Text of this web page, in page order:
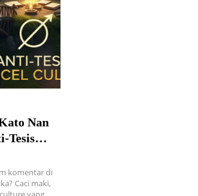
Nan
Tesis
komentar di
Caci maki,